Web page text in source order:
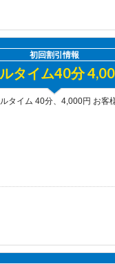
初回割引情報
タイム40分
タイム 40分、4,000円 お客